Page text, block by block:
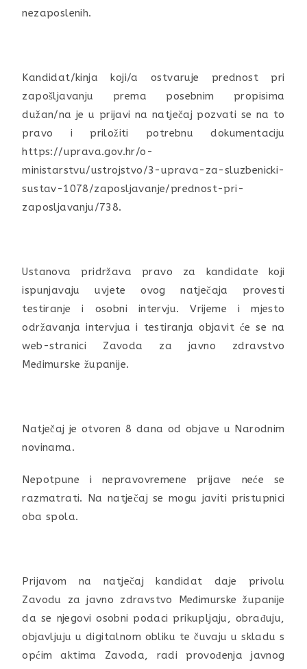
nezaposlenih.
Kandidat/kinja koji/a ostvaruje prednost pri
zapošljavanju prema posebnim propisima
dužan/na je u prijavi na natječaj pozvati se na to
pravo i priložiti potrebnu dokumentaciju
https://uprava.gov.hr/o-
ministarstvu/ustrojstvo/3-uprava-za-sluzbenicki-
sustav-1078/zaposljavanje/prednost-pri-
zaposljavanju/738.
Ustanova pridržava pravo za kandidate koji
ispunjavaju uvjete ovog natječaja provesti
testiranje i osobni intervju. Vrijeme i mjesto
održavanja intervjua i testiranja objavit će se na
web-stranici Zavoda za javno zdravstvo
Međimurske županije.
Natječaj je otvoren 8 dana od objave u Narodnim
novinama.
Nepotpune i nepravovremene prijave neće se
razmatrati. Na natječaj se mogu javiti pristupnici
oba spola.
Prijavom na natječaj kandidat daje privolu
Zavodu za javno zdravstvo Međimurske županije
da se njegovi osobni podaci prikupljaju, obrađuju,
objavljuju u digitalnom obliku te čuvaju u skladu s
općim aktima Zavoda, radi provođenja javnog